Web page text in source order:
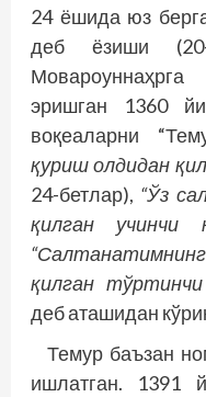
24 ёшида юз
деб ёзиши
эришган 1360
воқеаларни
қуриш олдидан
24-бетлар), “Ўз
қилган учинчи
қилган
деб аташидан
Темур баъзан
ишлатган. 1391